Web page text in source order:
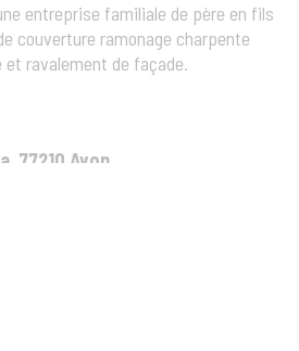
entreprise familiale de père en fils
couverture ramonage charpente
ravalement de façade.
77210 Avon